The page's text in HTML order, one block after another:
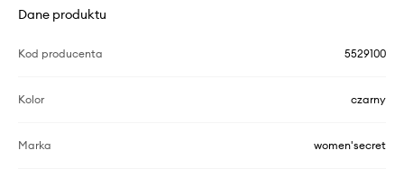
Dane produktu
Kod producenta 5529100
Kolor czarny
Marka women'secret